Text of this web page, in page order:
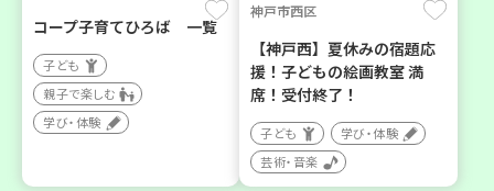
コープ子育てひろば 一覧
子ども
親子で楽しむ
学び・体験
神戸市西区
【神戸西】夏休みの宿題応
援！子どもの絵画教室 満
席！受付終了！
子ども
学び・体験
芸術・音楽